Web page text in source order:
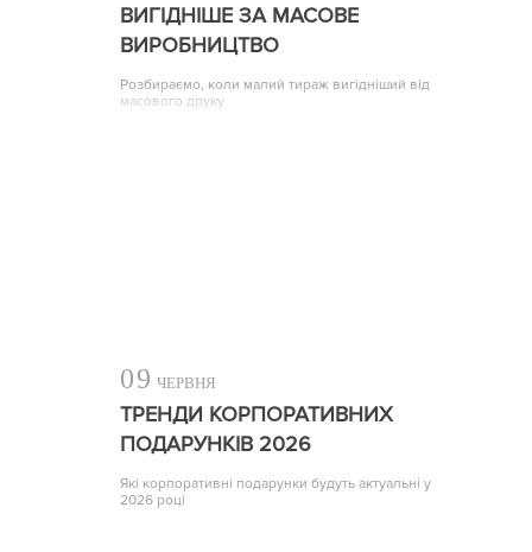
ВИГІДНІШЕ ЗА МАСОВЕ
ВИРОБНИЦТВО
Розбираємо, коли малий тираж вигідніший від
масового друку
09 ЧЕРВНЯ
ТРЕНДИ КОРПОРАТИВНИХ
ПОДАРУНКІВ 2026
Які корпоративні подарунки будуть актуальні у
2026 році